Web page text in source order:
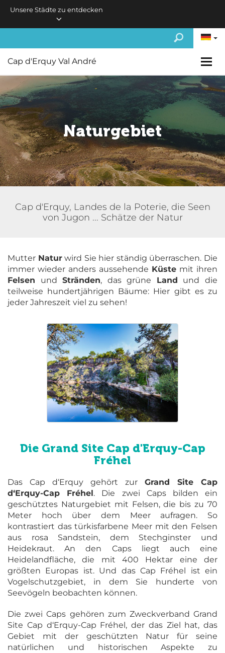
Skip to main content
Unsere Städte zu entdecken
Cap d'Erquy Val André
Naturgebiet
Cap d'Erquy, Landes de la Poterie, die Seen
von Jugon ... Schätze der Natur
Mutter Naturwird Sie hier ständig überraschen. Die
immer wieder anders aussehende Küste mit ihren
Felsen undStränden, das grüne Land und die
teilweise hundertjährigen Bäume: Hier gibt es zu
jeder Jahreszeit viel zu sehen!
Die Grand Site Cap d'Erquy-Cap
Fréhel
Das Cap d‘Erquy gehört zur Grand Site Cap
d‘Erquy-Cap Fréhel. Die zwei Caps bilden ein
geschütztes Naturgebiet mit Felsen, die bis zu 70
Meter hoch über dem Meer aufragen. So
kontrastiert das türkisfarbene Meer mit den Felsen
aus rosa Sandstein, dem Stechginster und
Heidekraut. An den Caps liegt auch eine
Heidelandfläche, die mit 400 Hektar eine der
größten Europas ist. Und das Cap Fréhel ist ein
Vogelschutzgebiet, in dem Sie hunderte von
Seevögeln beobachten können.
Die zwei Caps gehören zum Zweckverband Grand
Site Cap d‘Erquy-Cap Fréhel, der das Ziel hat, das
Gebiet mit der geschützten Natur für seine
natürlichen und historischen Aspekte zu